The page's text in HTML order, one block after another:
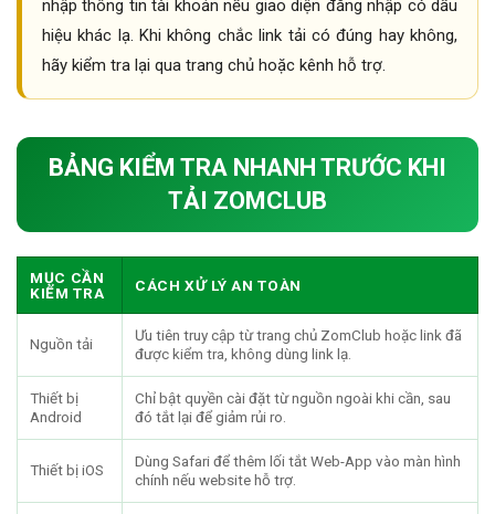
nhập thông tin tài khoản nếu giao diện đăng nhập có dấu
hiệu khác lạ. Khi không chắc link tải có đúng hay không,
hãy kiểm tra lại qua trang chủ hoặc kênh hỗ trợ.
BẢNG KIỂM TRA NHANH TRƯỚC KHI
TẢI ZOMCLUB
MỤC CẦN
KIỂM TRA
CÁCH XỬ LÝ AN TOÀN
Nguồn tải
Ưu tiên truy cập từ trang chủ ZomClub hoặc link đã
được kiểm tra, không dùng link lạ.
Thiết bị
Android
Chỉ bật quyền cài đặt từ nguồn ngoài khi cần, sau
đó tắt lại để giảm rủi ro.
Thiết bị iOS
Dùng Safari để thêm lối tắt Web-App vào màn hình
chính nếu website hỗ trợ.